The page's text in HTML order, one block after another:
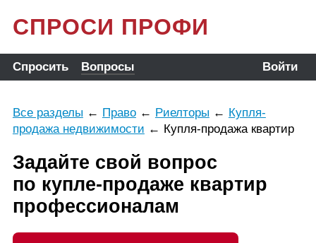
СПРОСИ ПРОФИ
Спросить Вопросы Войти
Все разделы ← Право← Риелторы ← Купля-
продажа недвижимости ← Купля-продажа квартир
Задайте свой вопрос
по купле-продаже квартир
профессионалам